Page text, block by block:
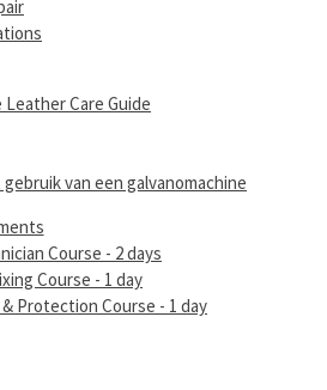
Care Guide
van een galvanomachine
Course - 2 days
Course - 1 day
Protection Course - 1 day